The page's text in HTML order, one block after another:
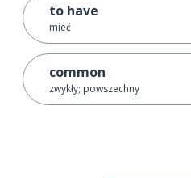
to have
mieć
common
zwykły; powszechny